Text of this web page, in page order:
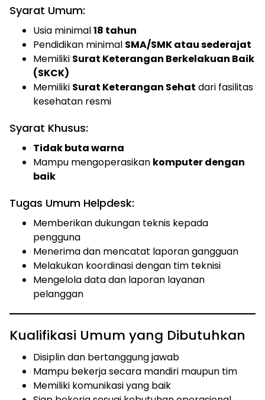
Syarat Umum:
Usia minimal18 tahun
Pendidikan minimal SMA/SMK atau sederajat
Memiliki Surat Keterangan Berkelakuan Baik
(SKCK)
Memiliki Surat Keterangan Sehat dari fasilitas
kesehatan resmi
Syarat Khusus:
Tidak buta warna
Mampu mengoperasikan komputer dengan
baik
Tugas Umum Helpdesk:
Memberikan dukungan teknis kepada
pengguna
Menerima dan mencatat laporan gangguan
Melakukan koordinasi dengan tim teknisi
Mengelola data dan laporan layanan
pelanggan
Kualifikasi Umum yang Dibutuhkan
Disiplin dan bertanggung jawab
Mampu bekerja secara mandiri maupun tim
Memiliki komunikasi yang baik